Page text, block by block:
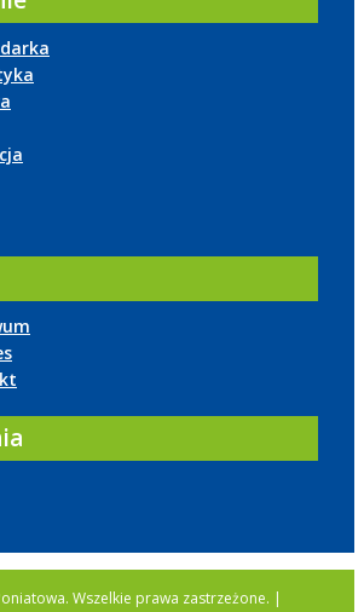
Wszelkie prawa zastrzeżone. |